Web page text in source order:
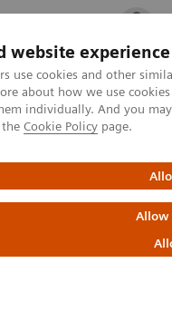
website experience
use cookies and other
about how we use
individually. And you
Cookie Policy page.
Allow
Çıkanlar Sağlık
molecular
Workshop at RSNA
cancer